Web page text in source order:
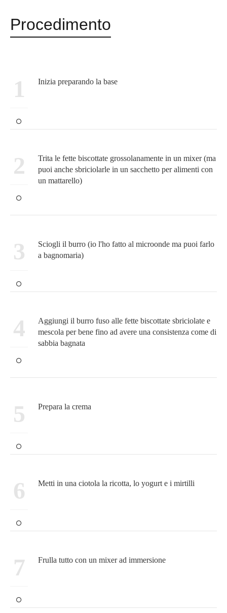
Procedimento
1 Inizia preparando la base
2
Trita le fette biscottate grossolanamente in un mixer (ma
puoi anche sbriciolarle in un sacchetto per alimenti con
un mattarello)
3
Sciogli il burro (io l'ho fatto al microonde ma puoi farlo
a bagnomaria)
4
Aggiungi il burro fuso alle fette biscottate sbriciolate e
mescola per bene fino ad avere una consistenza come di
sabbia bagnata
5 Prepara la crema
6 Metti in una ciotola la ricotta, lo yogurt e i mirtilli
7 Frulla tutto con un mixer ad immersione